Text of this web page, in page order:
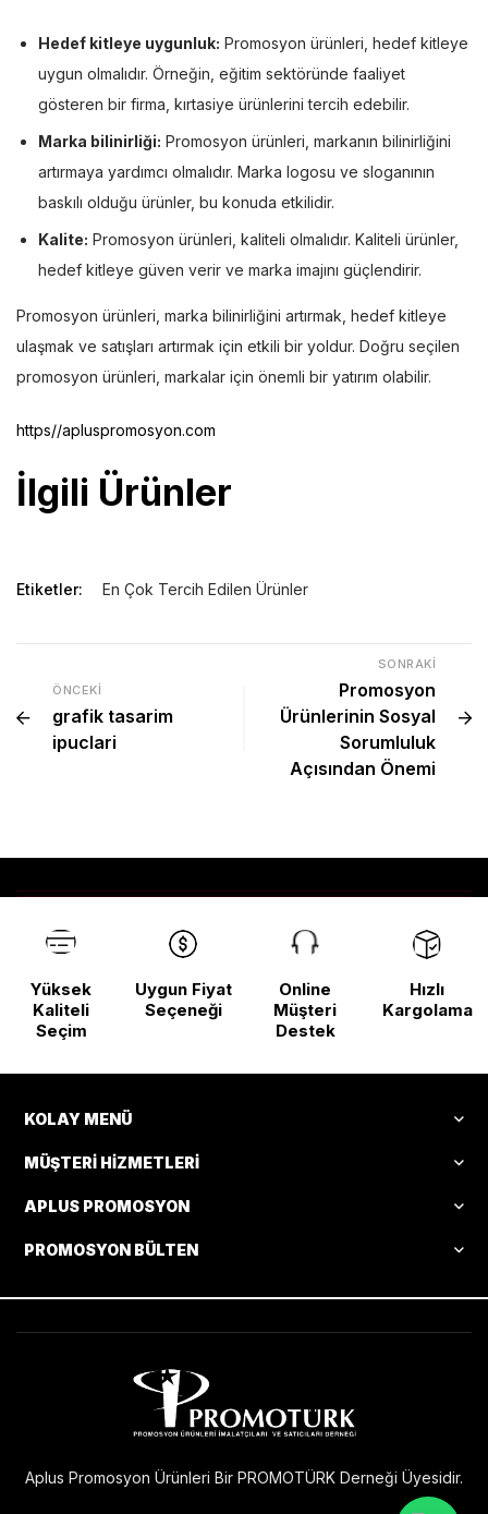
Hedef kitleye uygunluk: Promosyon ürünleri, hedef kitleye
uygun olmalıdır. Örneğin, eğitim sektöründe faaliyet
gösteren bir firma, kırtasiye ürünlerini tercih edebilir.
Marka bilinirliği: Promosyon ürünleri, markanın bilinirliğini
artırmaya yardımcı olmalıdır. Marka logosu ve sloganının
baskılı olduğu ürünler, bu konuda etkilidir.
Kalite: Promosyon ürünleri, kaliteli olmalıdır. Kaliteli ürünler,
hedef kitleye güven verir ve marka imajını güçlendirir.
Promosyon ürünleri, marka bilinirliğini artırmak, hedef kitleye
ulaşmak ve satışları artırmak için etkili bir yoldur. Doğru seçilen
promosyon ürünleri, markalar için önemli bir yatırım olabilir.
https//apluspromosyon.com
İlgili Ürünler
Etiketler: En Çok Tercih Edilen Ürünler
ÖNCEKI
grafik tasarim
ipuclari
SONRAKI
Promosyon
Ürünlerinin Sosyal
Sorumluluk
Açısından Önemi
Yüksek
Kaliteli
Seçim
Uygun Fiyat
Seçeneği
Online
Müşteri
Destek
Hızlı
Kargolama
KOLAY MENÜ
MÜŞTERI HIZMETLERI
APLUS PROMOSYON
PROMOSYON BÜLTEN
Aplus Promosyon Ürünleri Bir PROMOTÜRK Derneği Üyesidir.